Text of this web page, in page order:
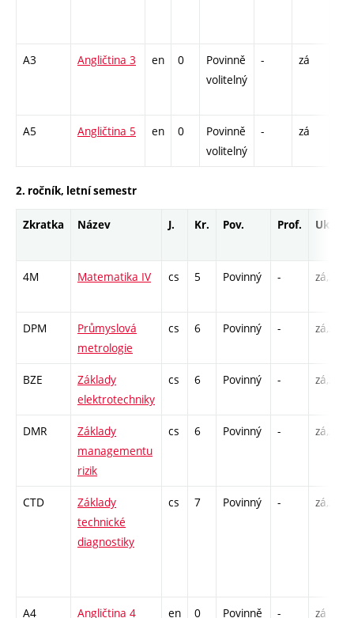
A3 Angličtina 3 en 0
Povinně
volitelný
- zá
A5 Angličtina 5 en 0
Povinně
volitelný
- zá
2. ročník, letní semestr
Zkratka Název J. Kr. Pov. Prof. Uk.
4M Matematika IV cs 5 Povinný - zá,zk
DPM
Průmyslová
metrologie
cs 6 Povinný - zá,zk
BZE
Základy
elektrotechniky
cs 6 Povinný - zá,zk
DMR
Základy
managementu
rizik
cs 6 Povinný - zá,zk
CTD
Základy
technické
diagnostiky
cs 7 Povinný - zá,zk
A4 Angličtina 4 en 0 Povinně - zá